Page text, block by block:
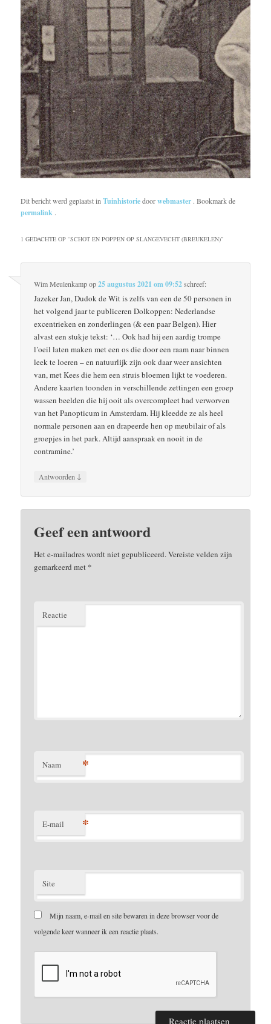
Dit bericht werd geplaatst inTuinhistoriedoorwebmaster . Bookmark de
permalink .
1 GEDACHTE OP “SCHOT EN POPPEN OP SLANGEVECHT (BREUKELEN)”
Wim Meulenkampop25 augustus 2021 om 09:52schreef:
Jazeker Jan, Dudok de Wit is zelfs van een de 50 personen in
het volgend jaar te publiceren Dolkoppen: Nederlandse
excentrieken en zonderlingen (& een paar Belgen). Hier
alvast een stukje tekst: ‘… Ook had hij een aardig trompe
l’oeil laten maken met een os die door een raam naar binnen
leek te loeren – en natuurlijk zijn ook daar weer ansichten
van, met Kees die hem een struis bloemen lijkt te voederen.
Andere kaarten toonden in verschillende zettingen een groep
wassen beelden die hij ooit als overcompleet had verworven
van het Panopticum in Amsterdam. Hij kleedde ze als heel
normale personen aan en drapeerde hen op meubilair of als
groepjes in het park. Altijd aanspraak en nooit in de
contramine.’
Antwoorden ↓
Geef een antwoord
Het e-mailadres wordt niet gepubliceerd.Vereiste velden zijn
gemarkeerd met *
Reactie
Naam *
E-mail *
Site
Mijn naam, e-mail en site bewaren in deze browser voor de
volgende keer wanneer ik een reactie plaats.